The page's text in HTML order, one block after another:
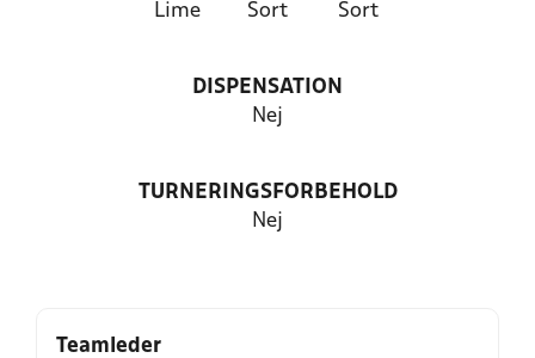
Lime Sort Sort
DISPENSATION
Nej
TURNERINGSFORBEHOLD
Nej
Teamleder